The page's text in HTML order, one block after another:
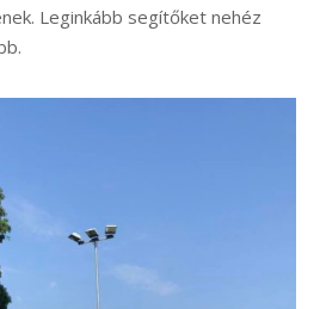
Leginkább segítőket nehéz